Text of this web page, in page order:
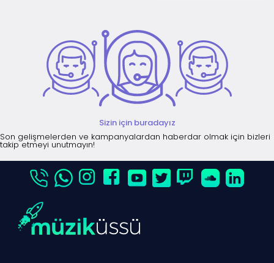
Sizin için buradayız
Son gelişmelerden ve kampanyalardan haberdar olmak için bizleri
takip etmeyi unutmayın!